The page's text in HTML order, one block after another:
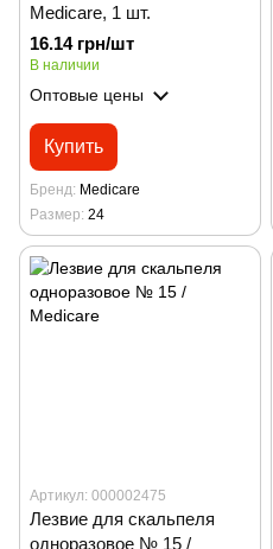
Medicare, 1 шт.
16.14 грн/шт
В наличии
Оптовые цены
Купить
Бренд Medicare
Размер 24
Артикул: 000002475
Лезвие для скальпеля
одноразовое № 15 /